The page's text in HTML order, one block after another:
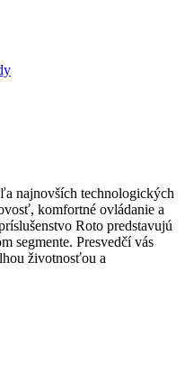
najnovších technologických
komfortné ovládanie a
Roto predstavujú
segmente. Presvedčí vás
životnosťou a